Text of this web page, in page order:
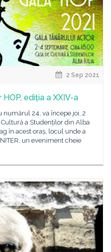
2 Sep 2021
ediția a XXIV-a
numărul 24, va începe joi, 2
a Studenților din Alba
în acest oraș, locul unde a
un eveniment cheie